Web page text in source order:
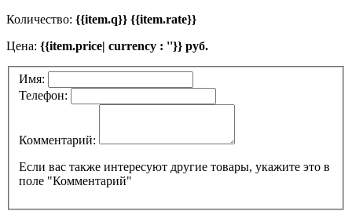
Количество: {{item.q}} {{item.rate}}
Цена: {{item.price| currency : ''}} руб.
Имя:
Телефон:
Комментарий:
Если вас также интересуют другие товары, укажите это в
поле "Комментарий"